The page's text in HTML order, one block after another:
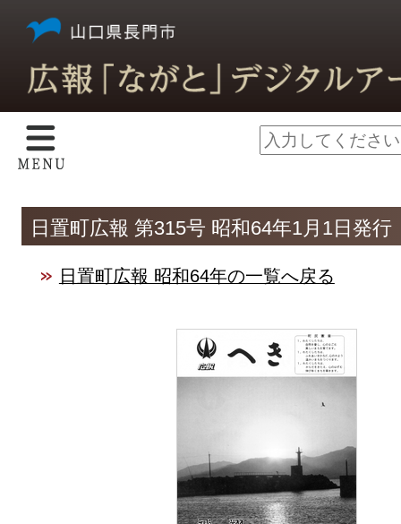
日置町広報 第315号 昭和64年1月1日発行
日置町広報 昭和64年の一覧へ戻る